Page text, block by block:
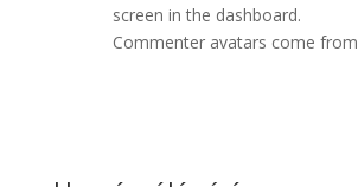
screen in the dashboard.
Commenter avatars come from